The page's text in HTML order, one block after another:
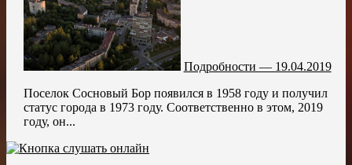
Подробности — 19.04.2019
Поселок Сосновый Бор появился в 1958 году и получил
статус города в 1973 году. Соответственно в этом, 2019
году, он...